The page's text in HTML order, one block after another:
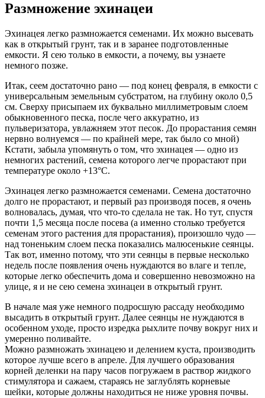
Размножение эхинацеи
Эхинацея легко размножается семенами. Их можно высевать
как в открытый грунт, так и в заранее подготовленные
емкости. Я сею только в емкости, а почему, вы узнаете
немного позже.
Итак, сеем достаточно рано — под конец февраля, в емкости с
универсальным земельным субстратом, на глубину около 0,5
см. Сверху присыпаем их буквально миллиметровым слоем
обыкновенного песка, после чего аккуратно, из
пульверизатора, увлажняем этот песок. До прорастания семян
нервно волнуемся — по крайней мере, так было со мной)
Кстати, забыла упомянуть о том, что эхинацея — одно из
немногих растений, семена которого легче прорастают при
температуре около +13°C.
Эхинацея легко размножается семенами. Семена достаточно
долго не прорастают, и первый раз производя посев, я очень
волновалась, думая, что что-то сделала не так. Но тут, спустя
почти 1,5 месяца после посева (а именно столько требуется
семенам этого растения для прорастания), произошло чудо —
над тоненьким слоем песка показались малюсенькие сеянцы.
Так вот, именно потому, что эти сеянцы в первые несколько
недель после появления очень нуждаются во влаге и тепле,
которые легко обеспечить дома и совершенно невозможно на
улице, я и не сею семена эхинацеи в открытый грунт.
В начале мая уже немного подросшую рассаду необходимо
высадить в открытый грунт. Далее сеянцы не нуждаются в
особенном уходе, просто изредка рыхлите почву вокруг них и
умеренно поливайте.
Можно размножать эхинацею и делением куста, производить
которое лучше всего в апреле. Для лучшего образования
корней деленки на пару часов погружаем в раствор жидкого
стимулятора и сажаем, стараясь не заглублять корневые
шейки, которые должны находиться не ниже уровня почвы.